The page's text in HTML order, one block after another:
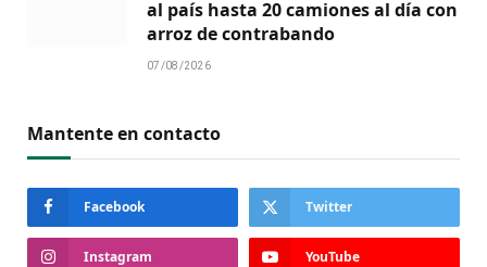
al país hasta 20 camiones al día con
arroz de contrabando
07/08/2026
Mantente en contacto
Facebook Twitter
Instagram YouTube